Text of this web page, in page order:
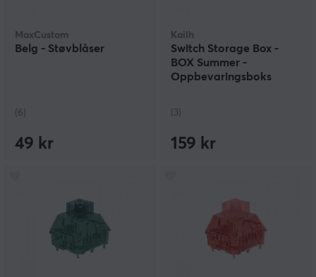
MaxCustom
Belg - Støvblåser
(6)
49 kr
Kailh
Switch Storage Box -
BOX Summer -
Oppbevaringsboks
(3)
159 kr